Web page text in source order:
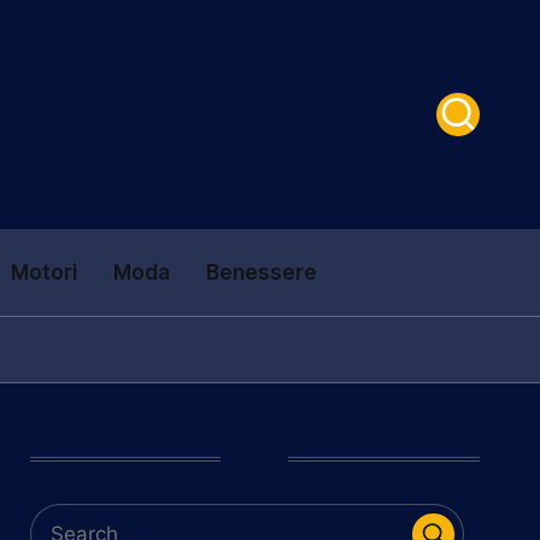
Motori Moda Benessere
Cerca